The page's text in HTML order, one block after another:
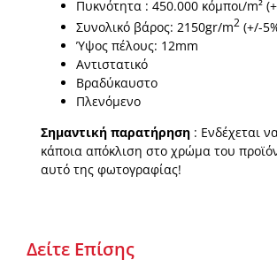
Πυκνότητα : 450.000 κόµποι/m²
Συνολικό βάρος: 2150gr/m2(+/-
Ύψος πέλους: 12mm
Αντιστατικό
Βραδύκαυστο
Πλενόμενο
Σημαντική παρατήρηση: Ενδέχεται
κάποια απόκλιση στο χρώμα του
αυτό της φωτογραφίας!
Δείτε Επίσης